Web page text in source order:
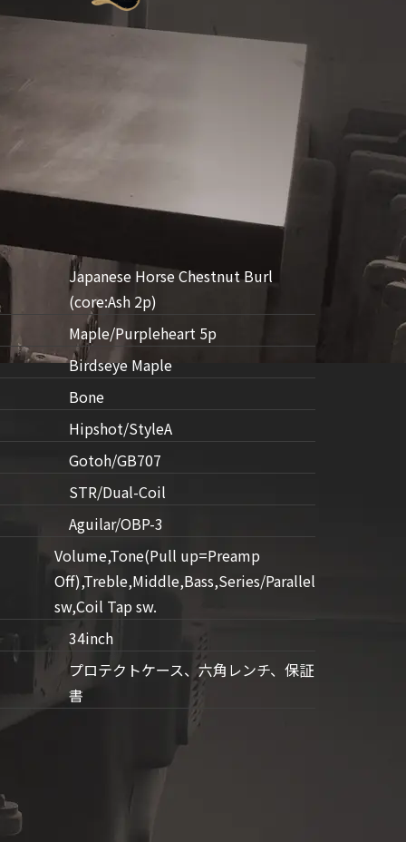
Japanese Horse Chestnut Burl
(core:Ash 2p)
Maple/Purpleheart 5p
Birdseye Maple
Bone
Hipshot/StyleA
Gotoh/GB707
STR/Dual-Coil
Aguilar/OBP-3
Volume,Tone(Pull up=Preamp
Off),Treble,Middle,Bass,Series/Parallel
sw,Coil Tap sw.
34inch
プロテクトケース、六角レンチ、保証
書